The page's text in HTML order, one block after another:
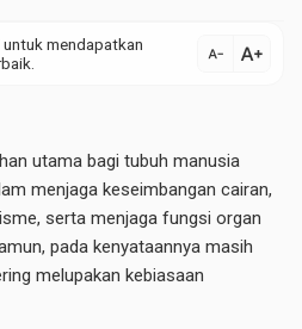
mendapatkan
text_decrease text_increase
utama bagi tubuh manusia
menjaga keseimbangan cairan,
serta menjaga fungsi organ
pada kenyataannya masih
melupakan kebiasaan